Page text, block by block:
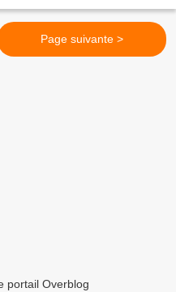
Page suivante >
portail Overblog